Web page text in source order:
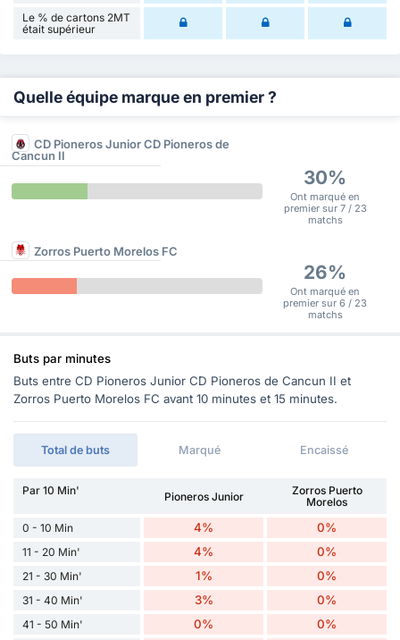
Le % de cartons 2MT
était supérieur
Quelle équipe marque en premier ?
CD Pioneros Junior CD Pioneros de
Cancun II
30%
Ont marqué en
premier sur 7 / 23
matchs
Zorros Puerto Morelos FC
26%
Ont marqué en
premier sur 6 / 23
matchs
Buts par minutes
Buts entre CD Pioneros Junior CD Pioneros de Cancun II et
Zorros Puerto Morelos FC avant 10 minutes et 15 minutes.
Total de buts Marqué Encaissé
Par 10 Min' Pioneros Junior
Zorros Puerto
Morelos
0 - 10 Min
4% 0%
11 - 20 Min' 4% 0%
21 - 30 Min' 1% 0%
31 - 40 Min' 3% 0%
41 - 50 Min' 0% 0%